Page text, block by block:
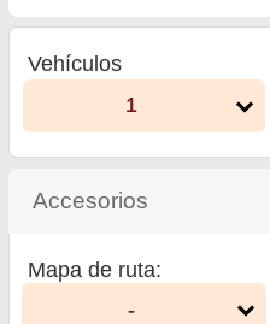
Vehículos
1
Accesorios
Mapa de ruta:
-